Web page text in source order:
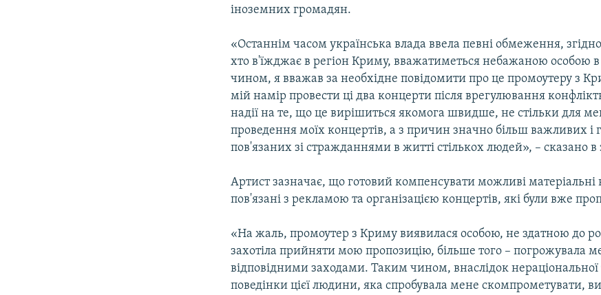
іноземних громадян.
«Останнім часом українська влада ввела певні обмеження,
хто в'їжджає в регіон Криму, вважатиметься небажаною особою
чином, я вважав за необхідне повідомити про це промоутеру з
мій намір провести ці два концерти після врегулювання
надії на те, що це вирішиться якомога швидше, не стільки для
проведення моїх концертів, а з причин значно більш важливих і
пов'язаних зі стражданнями в житті стількох людей», – сказано в
Артист зазначає, що готовий компенсувати можливі матеріальні
пов'язані з рекламою та організацією концертів, які були вже
«На жаль, промоутер з Криму виявилася особою, не здатною до
захотіла прийняти мою пропозицію, більше того – погрожувала
відповідними заходами. Таким чином, внаслідок нераціональної
поведінки цієї людини, яка спробувала мене скомпрометувати,